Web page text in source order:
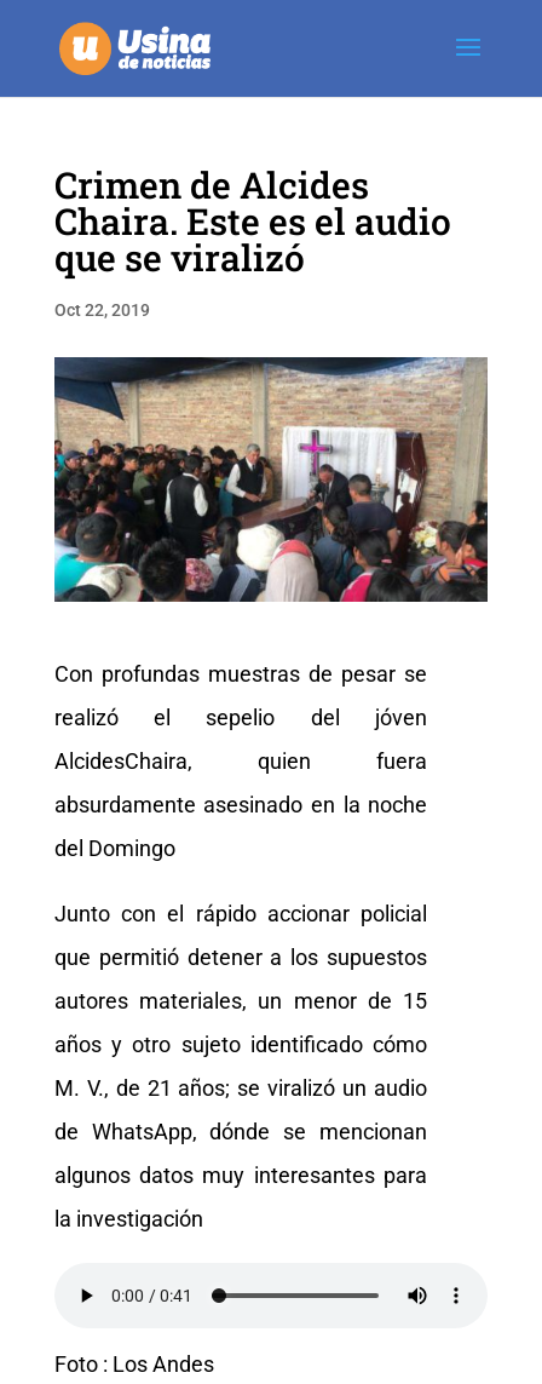
Crimen de Alcides
Chaira. Este es el audio
que se viralizó
Oct 22, 2019
Con profundas muestras de pesar se
realizó el sepelio del jóven
AlcidesChaira, quien fuera
absurdamente asesinado en la noche
del Domingo
Junto con el rápido accionar policial
que permitió detener a los supuestos
autores materiales, un menor de 15
años y otro sujeto identificado cómo
M. V., de 21 años; se viralizó un audio
de WhatsApp, dónde se mencionan
algunos datos muy interesantes para
la investigación
Foto : Los Andes